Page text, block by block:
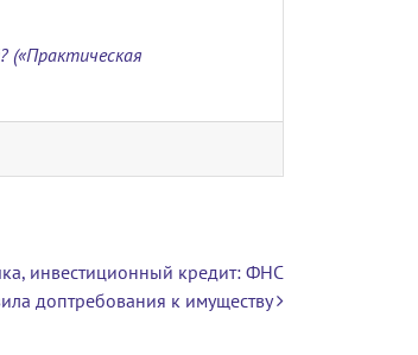
(«Практическая
инвестиционный кредит: ФНС
доптребования к имуществу